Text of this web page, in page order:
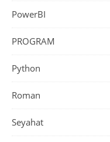
PowerBI
PROGRAM
Python
Roman
Seyahat